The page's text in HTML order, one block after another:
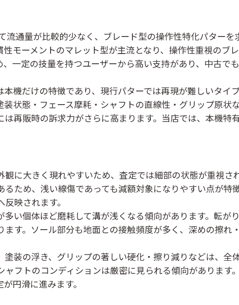
流通量が比較的少なく、ブレード型の操作性特化パター
モーメントのマレット型が主流となり、操作性重視のブ
一定の技量を持つユーザーから高い支持があり、中古で
機だけの特徴であり、現行パターでは再現が難しいタイ
状態・フェース摩耗・シャフトの直線性・グリップ原状
再販時の訴求力がさらに高まります。当店では、本機特
に大きく現れやすいため、査定では細部の状態が重視さ
ため、浅い線傷であっても減額対象になりやすい点が特
映されます。
い個体ほど磨耗して溝が浅くなる傾向があります。転が
す。ソール部分も地面との接触頻度が多く、深めの擦れ
装の浮き、グリップの著しい硬化・擦り減りなどは、全
フトのコンディションは厳密に見られる傾向がありま
円滑に進みます。